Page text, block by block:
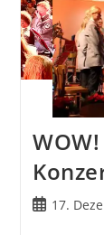
Beitrag
17.